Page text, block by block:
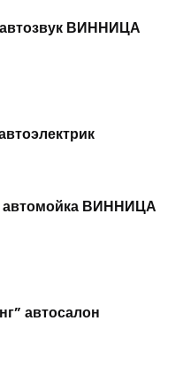
ВИННИЦА
ВИННИЦА
автосалон